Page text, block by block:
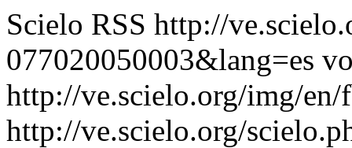
Scielo RSS http://
077020050003&lang=es
http://ve.scielo.org/img/
http://ve.scielo.org/